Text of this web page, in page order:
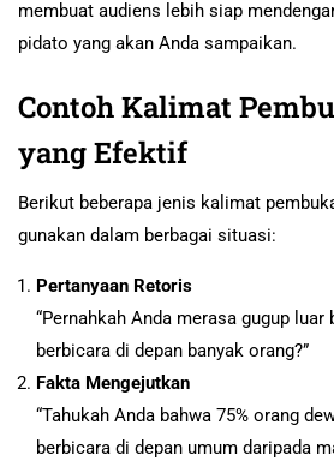
membuat audiens lebih siap
pidato yang akan Anda sampaikan.
Contoh Kalimat
yang Efektif
Berikut beberapa jenis kalimat
gunakan dalam berbagai situasi:
Pertanyaan Retoris
“Pernahkah Anda merasa gugup luar
berbicara di depan banyak orang?”
Fakta Mengejutkan
“Tahukah Anda bahwa 75% orang
berbicara di depan umum daripada